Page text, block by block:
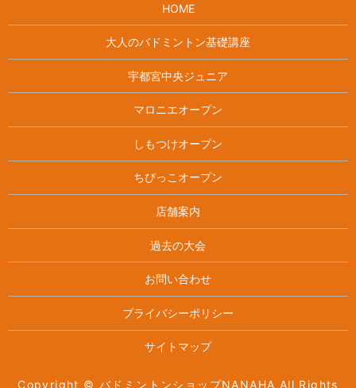
HOME
大人のバドミントン基礎講座
宇都宮中央ジュニア
マロニエオープン
しもつけオープン
ちびっこオープン
店舗案内
過去の大会
お問い合わせ
プライバシーポリシー
サイトマップ
Copyright © バドミントンショップNANAHA All Rights